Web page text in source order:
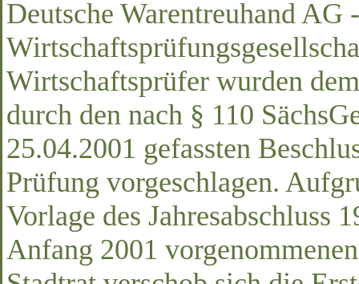
Deutsche Warentreuhand AG -
Wirtschaftsprüfer wurden
durch den nach § 110
25.04.2001 gefassten
Prüfung vorgeschlagen.
Vorlage des Jahresabschluss
Anfang 2001